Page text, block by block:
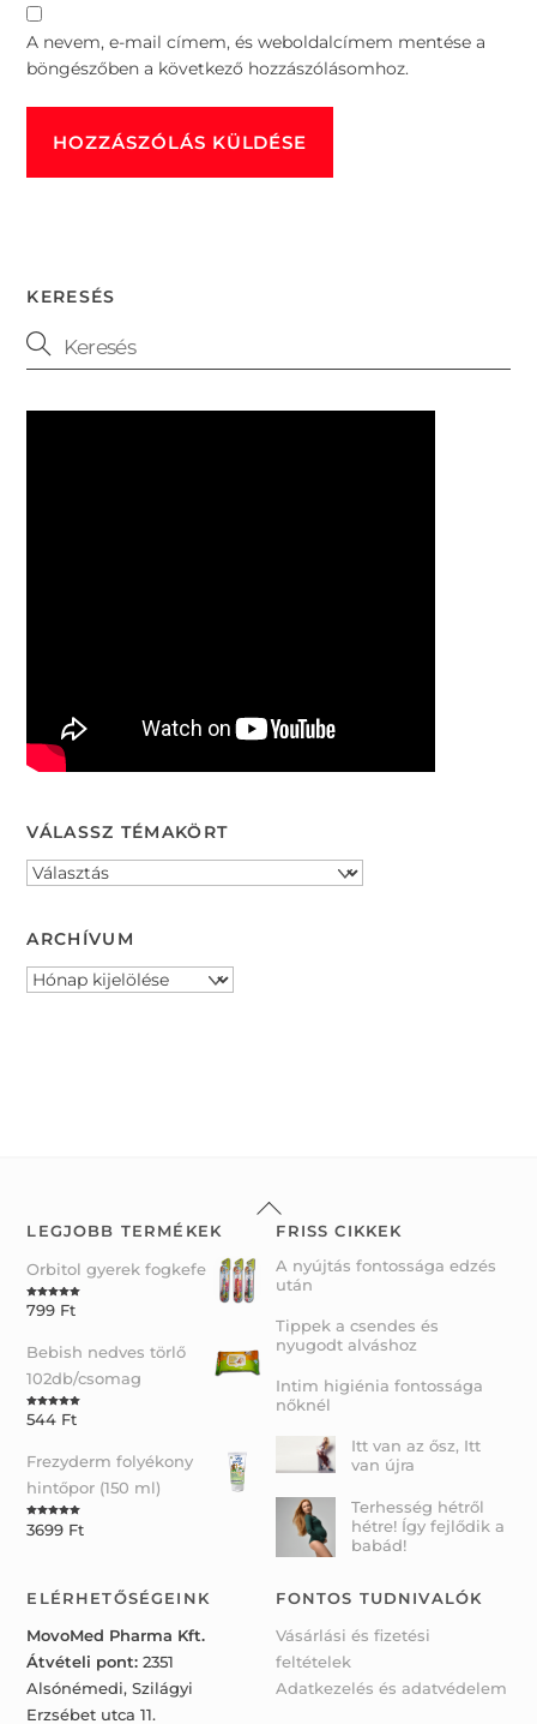
A nevem, e-mail címem, és weboldalcímem mentése a
böngészőben a következő hozzászólásomhoz.
KERESÉS
VÁLASSZ TÉMAKÖRT
ARCHÍVUM
Archívum
Back
To
LEGJOBB TERMÉKEK
Orbitol gyerek fogkefe
Rated5.00
out of 5
799 Ft
Bebish nedves törlő
102db/csomag
Rated5.00
out of 5
544 Ft
Frezyderm folyékony
hintőpor (150 ml)
Rated5.00
out of 5
3699 Ft
FRISS CIKKEK
A nyújtás fontossága edzés
után
Tippek a csendes és
nyugodt alváshoz
Intim higiénia fontossága
nőknél
Itt van az ősz, Itt
van újra
Terhesség hétről
hétre! Így fejlődik a
babád!
ELÉRHETŐSÉGEINK
MovoMed Pharma Kft.
Átvételi pont: 2351
Alsónémedi, Szilágyi
Erzsébet utca 11.
FONTOS TUDNIVALÓK
Vásárlási és fizetési
feltételek
Adatkezelés és adatvédelem